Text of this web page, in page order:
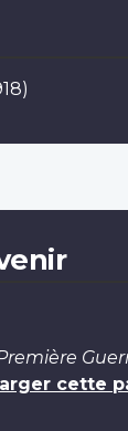
cette